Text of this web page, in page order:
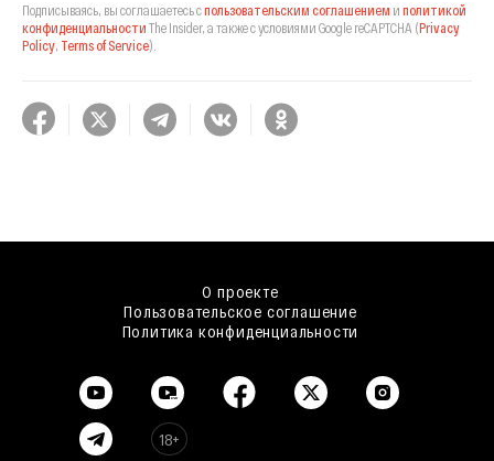
Подписываясь, вы соглашаетесь спользовательским соглашением и политикой
конфиденциальности The Insider, а также с условиями Google reCAPTCHA (Privacy
Policy Terms of Service).
О проекте
Пользовательское соглашение
Политика конфиденциальности
18+